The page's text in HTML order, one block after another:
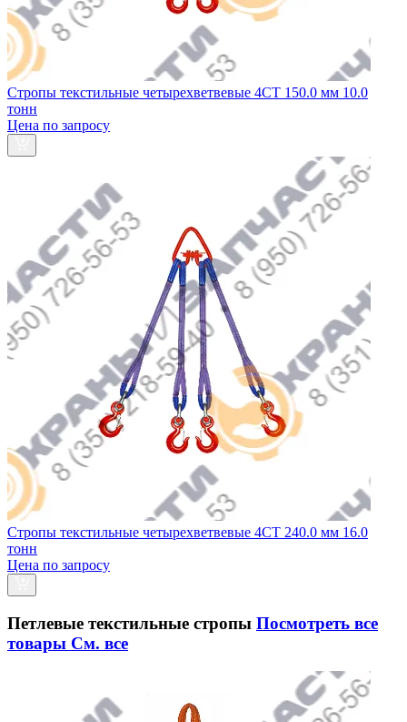
Стропы текстильные четырехветвевые 4СТ 150.0 мм 10.0
тонн
Цена по запросу
Стропы текстильные четырехветвевые 4СТ 240.0 мм 16.0
тонн
Цена по запросу
Петлевые текстильные стропы Посмотреть все
товары См. все